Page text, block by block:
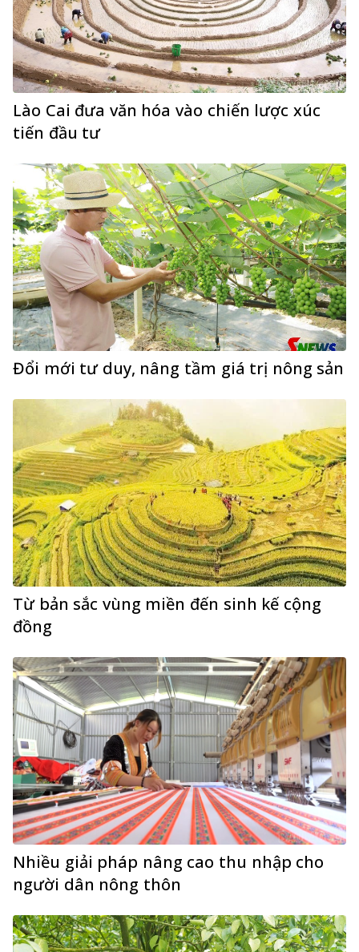
Lào Cai đưa văn hóa vào chiến lược xúc
tiến đầu tư
Đổi mới tư duy, nâng tầm giá trị nông sản
Từ bản sắc vùng miền đến sinh kế cộng
đồng
Nhiều giải pháp nâng cao thu nhập cho
người dân nông thôn